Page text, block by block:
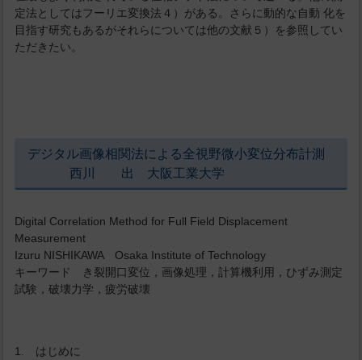
定法としてはフーリエ変換法４）がある。さらに動的な自動 化を
目指す研究もあるがそれらについては他の文献５）を参照してい
ただきたい。
デジタル画像相関法による全視野微小変位分布計測
西川 出 大阪工業大学
Digital Correlation Method for Full Field Displacement
Measurement
Izuru NISHIKAWA Osaka Institute of Technology
キーワード き裂開口変位，画像処理，計算機利用，ひずみ測定
試験，破壊力学，疲労破壊
1. はじめに